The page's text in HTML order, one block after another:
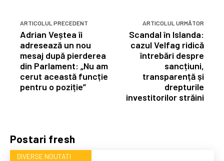
Postari fresh
DIVERSE NOUTATI
ARTICOLUL PRECEDENT
Adrian Veștea îi
adresează un nou
mesaj după pierderea
din Parlament: „Nu am
cerut această funcție
pentru o poziție”
ARTICOLUL URMĂTOR
Scandal în Islanda:
cazul Velfag ridică
întrebări despre
sancțiuni,
transparență și
drepturile
investitorilor străini